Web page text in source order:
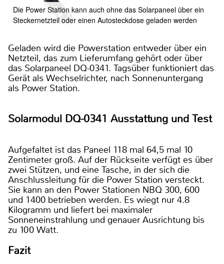
Die Power Station kann auch ohne das Solarpaneel über ein
Steckernetzteil oder einen Autosteckdose geladen werden
Geladen wird die Powerstation entweder über ein
Netzteil, das zum Lieferumfang gehört oder über
das Solarpaneel DQ-0341. Tagsüber funktioniert das
Gerät als Wechselrichter, nach Sonnenuntergang
als Power Station.
Solarmodul DQ-0341 Ausstattung und Test
Aufgefaltet ist das Paneel 118 mal 64,5 mal 10
Zentimeter groß. Auf der Rückseite verfügt es über
zwei Stützen, und eine Tasche, in der sich die
Anschlussleitung für die Power Station versteckt.
Sie kann an den Power Stationen NBQ 300, 600
und 1400 betrieben werden. Es wiegt nur 4.8
Kilogramm und liefert bei maximaler
Sonneneinstrahlung und genauer Ausrichtung bis
zu 100 Watt.
Fazit